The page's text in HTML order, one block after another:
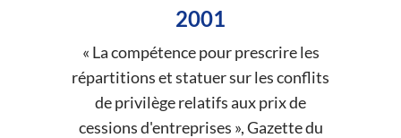
2001
« La compétence pour prescrire les
répartitions et statuer sur les conflits
de privilège relatifs aux prix de
cessions d'entreprises », Gazette du